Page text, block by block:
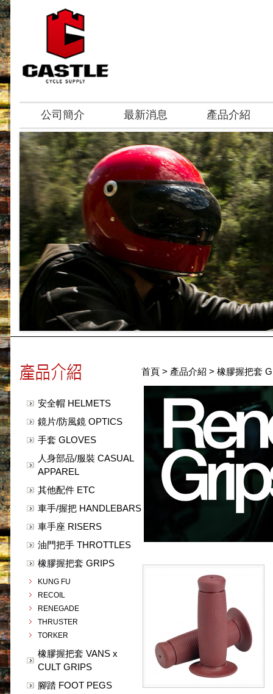
公司簡介 最新消息 產品介紹
安全帽 HELMETS
鏡片/防風鏡 OPTICS
手套 GLOVES
人身部品/服裝 CASUAL
APPAREL
其他配件 ETC
車手/握把 HANDLEBARS
車手座 RISERS
油門把手 THROTTLES
橡膠握把套 GRIPS
KUNG FU
RECOIL
RENEGADE
THRUSTER
TORKER
橡膠握把套 VANS x
CULT GRIPS
腳踏 FOOT PEGS
首頁 > 產品介紹 > 橡膠握把套